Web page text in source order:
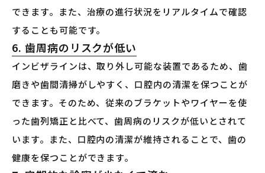
できます。また、治療の進行状況をリアルタイムで確認
することも可能です。
6. 歯周病のリスクが低い
インビザラインは、取り外し可能な装置であるため、歯
磨きや歯間清掃がしやすく、口腔内の清潔を保つことが
できます。そのため、従来のブラケットやワイヤーを使
った歯列矯正と比べて、歯周病のリスクが低いとされて
います。また、口腔内の清潔が維持されることで、歯の
健康を保つことができます。